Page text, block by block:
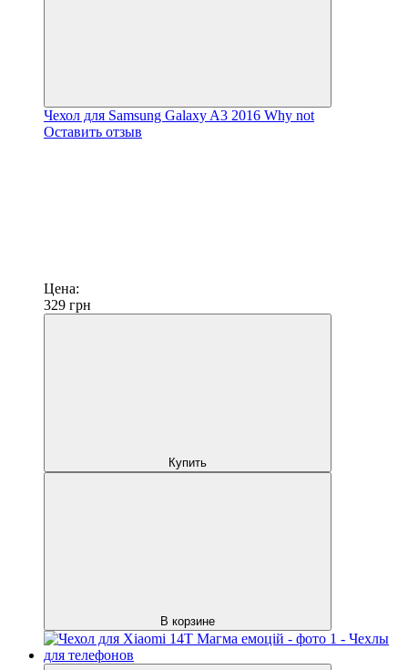
Чехол для Samsung Galaxy A3 2016 Why not
Оставить отзыв
Цена:
329 грн
Купить
В корзине